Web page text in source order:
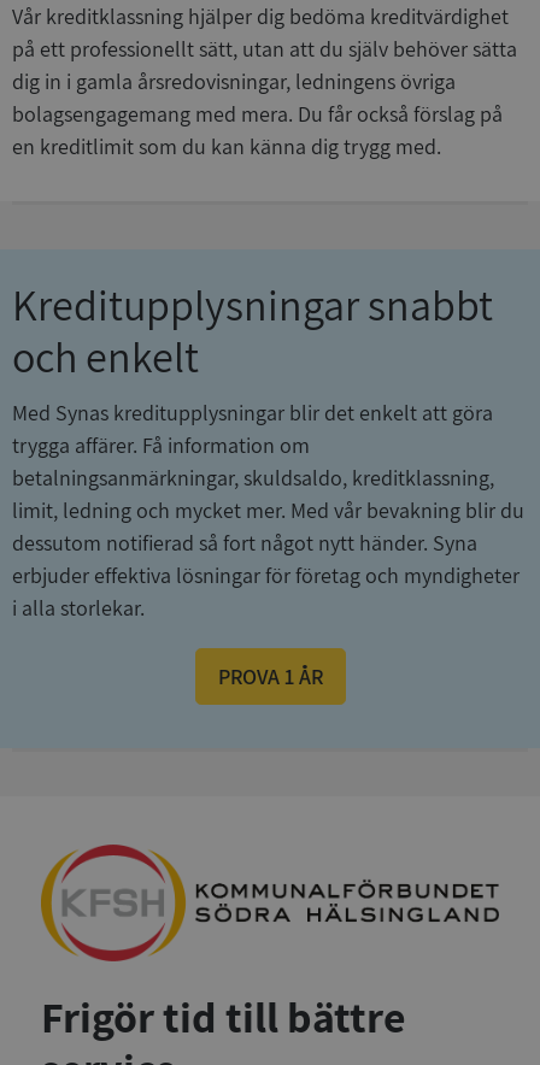
Vår kreditklassning hjälper dig bedöma kreditvärdighet
på ett professionellt sätt, utan att du själv behöver sätta
dig in i gamla årsredovisningar, ledningens övriga
bolagsengagemang med mera. Du får också förslag på
en kreditlimit som du kan känna dig trygg med.
Kreditupplysningar snabbt
och enkelt
Med Synas kreditupplysningar blir det enkelt att göra
trygga affärer. Få information om
betalningsanmärkningar, skuldsaldo, kreditklassning,
limit, ledning och mycket mer. Med vår bevakning blir du
dessutom notifierad så fort något nytt händer. Syna
erbjuder effektiva lösningar för företag och myndigheter
i alla storlekar.
PROVA 1 ÅR
Frigör tid till bättre